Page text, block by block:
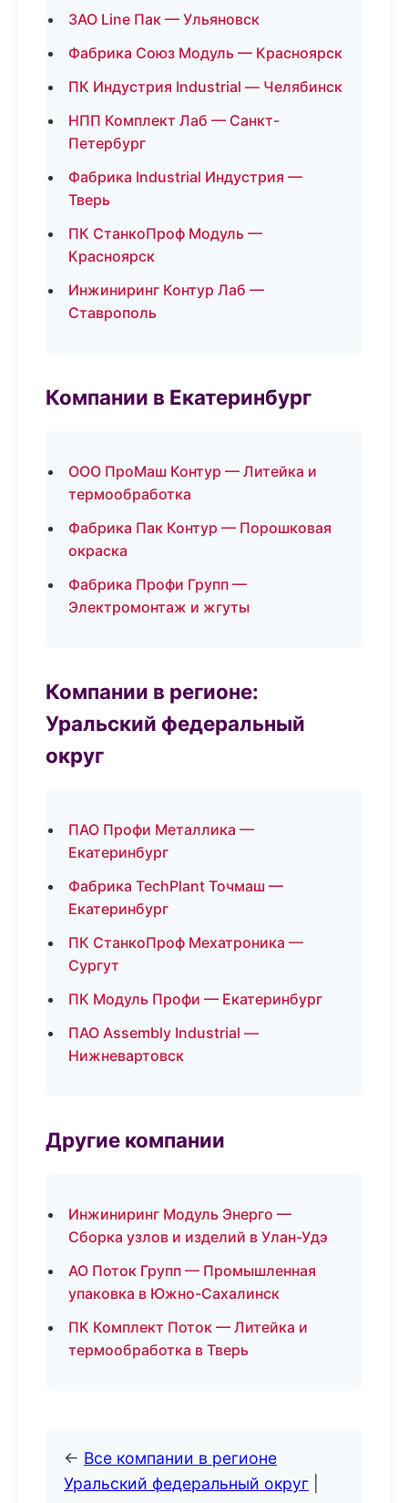
ЗАО Line Пак — Ульяновск
Фабрика Союз Модуль — Красноярск
ПК Индустрия Industrial — Челябинск
НПП Комплект Лаб — Санкт-
Петербург
Фабрика Industrial Индустрия —
Тверь
ПК СтанкоПроф Модуль —
Красноярск
Инжиниринг Контур Лаб —
Ставрополь
Компании в Екатеринбург
ООО ПроМаш Контур — Литейка и
термообработка
Фабрика Пак Контур — Порошковая
окраска
Фабрика Профи Групп —
Электромонтаж и жгуты
Компании в регионе:
Уральский федеральный
округ
ПАО Профи Металлика —
Екатеринбург
Фабрика TechPlant Точмаш —
Екатеринбург
ПК СтанкоПроф Мехатроника —
Сургут
ПК Модуль Профи — Екатеринбург
ПАО Assembly Industrial —
Нижневартовск
Другие компании
Инжиниринг Модуль Энерго —
Сборка узлов и изделий в Улан-Удэ
АО Поток Групп — Промышленная
упаковка в Южно-Сахалинск
ПК Комплект Поток — Литейка и
термообработка в Тверь
← Все компании в регионе
Уральский федеральный округ